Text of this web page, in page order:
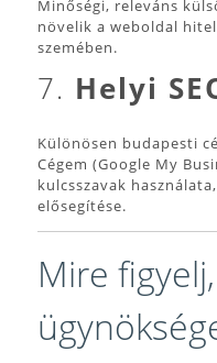
Minőségi, releváns
növelik a weboldal
szemében.
7. Helyi
Különösen budapesti
Cégem (Google My
kulcsszavak
elősegítése.
Mire